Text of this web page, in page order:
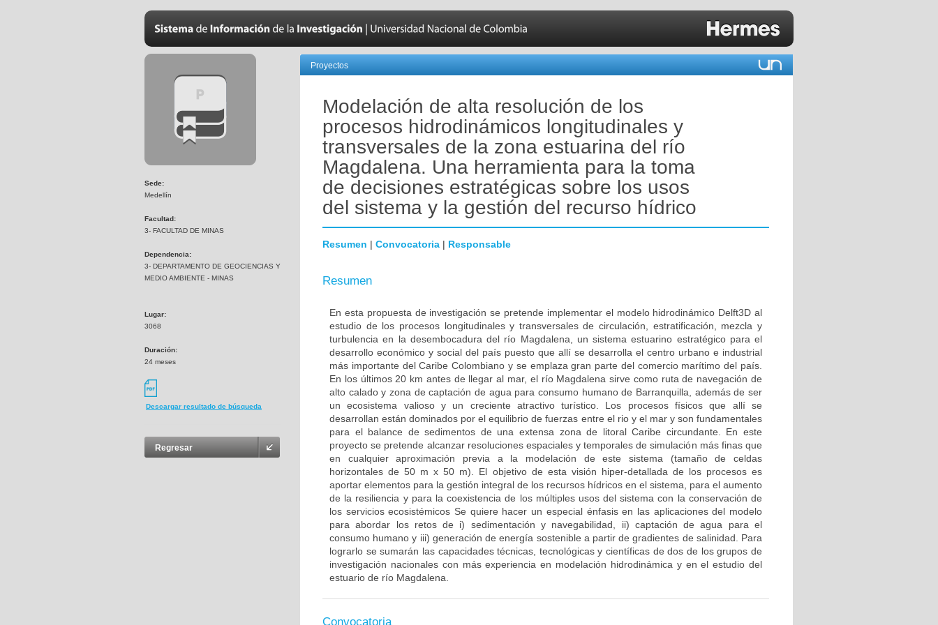
Sede:
Medellín
Facultad:
3- FACULTAD DE MINAS
Dependencia:
3- DEPARTAMENTO DE GEOCIENCIAS Y
MEDIO AMBIENTE - MINAS
Lugar:
3068
Duración:
24 meses
Descargar resultado de búsqueda
Regresar
Proyectos
Modelación de alta resolución de los
procesos hidrodinámicos longitudinales y
transversales de la zona estuarina del río
Magdalena. Una herramienta para la toma
de decisiones estratégicas sobre los usos
del sistema y la gestión del recurso hídrico
Resumen | Convocatoria | Responsable
Resumen
En esta propuesta de investigación se pretende implementar el modelo hidrodinámico Delft3D al
estudio de los procesos longitudinales y transversales de circulación, estratificación, mezcla y
turbulencia en la desembocadura del río Magdalena, un sistema estuarino estratégico para el
desarrollo económico y social del país puesto que allí se desarrolla el centro urbano e industrial
más importante del Caribe Colombiano y se emplaza gran parte del comercio marítimo del país.
En los últimos 20 km antes de llegar al mar, el río Magdalena sirve como ruta de navegación de
alto calado y zona de captación de agua para consumo humano de Barranquilla, además de ser
un ecosistema valioso y un creciente atractivo turístico. Los procesos físicos que allí se
desarrollan están dominados por el equilibrio de fuerzas entre el rio y el mar y son fundamentales
para el balance de sedimentos de una extensa zona de litoral Caribe circundante. En este
proyecto se pretende alcanzar resoluciones espaciales y temporales de simulación más finas que
en cualquier aproximación previa a la modelación de este sistema (tamaño de celdas
horizontales de 50 m x 50 m). El objetivo de esta visión hiper-detallada de los procesos es
aportar elementos para la gestión integral de los recursos hídricos en el sistema, para el aumento
de la resiliencia y para la coexistencia de los múltiples usos del sistema con la conservación de
los servicios ecosistémicos Se quiere hacer un especial énfasis en las aplicaciones del modelo
para abordar los retos de i) sedimentación y navegabilidad, ii) captación de agua para el
consumo humano y iii) generación de energía sostenible a partir de gradientes de salinidad. Para
lograrlo se sumarán las capacidades técnicas, tecnológicas y científicas de dos de los grupos de
investigación nacionales con más experiencia en modelación hidrodinámica y en el estudio del
estuario de río Magdalena.
Convocatoria